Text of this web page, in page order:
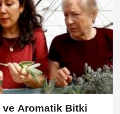
ve Aromatik Bitki